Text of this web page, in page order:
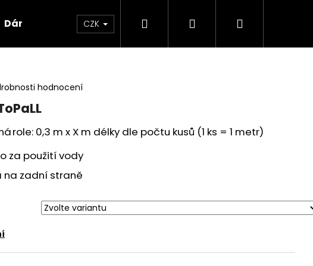
Dárkový poukaz BLEŠÍ TRH🛍️ Doprava a platba
CZK Hledat PřihlášeníNákupní
hodnocení
role: 0,3 m x X m délky dle počtu kusů (1 ks = 1 metr)
za použití vody
na zadní straně